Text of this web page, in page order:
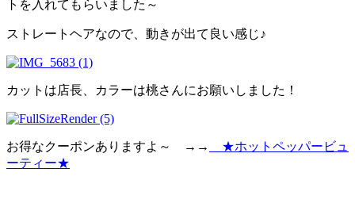
トを入れてもらいました～
ストレートヘアなので、動きが出て良い感じ♪
カットは店長、カラーは桃さんにお願いしました！
お得なクーポンありますよ～ →→
★ホットペッパービュ
ーティー★